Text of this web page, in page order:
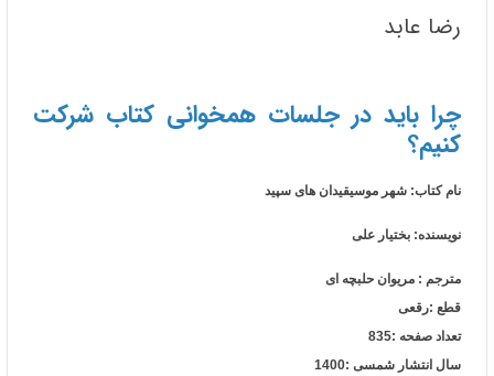
رضا عابد
چرا باید در جلسات همخوانی کتاب شرکت
کنیم؟
نام کتاب: شهر موسیقیدان های سپید
نویسنده: بختیار علی
مترجم : مریوان حلبچه ای
قطع :رقعی
تعداد صفحه :835
سال انتشار شمسی :1400